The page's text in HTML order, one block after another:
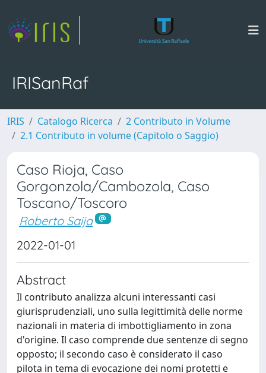
IRISanRaf
IRIS Catalogo Ricerca
2 Contributo in Volume
2.1 Contributo in volume (Capitolo o Saggio)
Caso Rioja, Caso
Gorgonzola/Cambozola, Caso
Toscano/Toscoro
Roberto Saija
2022-01-01
Abstract
Il contributo analizza alcuni interessanti casi
giurisprudenziali, uno sulla legittimità delle norme
nazionali in materia di imbottigliamento in zona
d'origine. Il caso comprende due sentenze di segno
opposto; il secondo caso è considerato il caso
pilota in tema di evocazione dei nomi protetti e